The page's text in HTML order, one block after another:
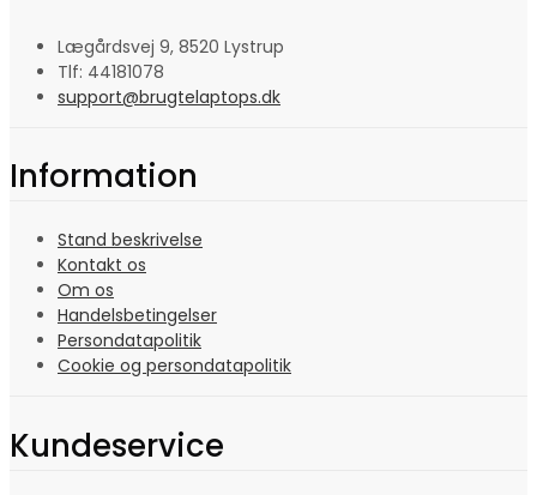
Lægårdsvej 9, 8520 Lystrup
Tlf: 44181078
support@brugtelaptops.dk
Information
Stand beskrivelse
Kontakt os
Om os
Handelsbetingelser
Persondatapolitik
Cookie og persondatapolitik
Kundeservice